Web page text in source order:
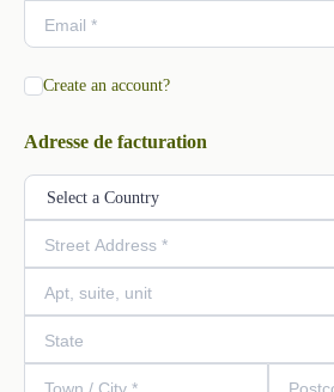
Create an account?
Adresse de facturation
Select a Country